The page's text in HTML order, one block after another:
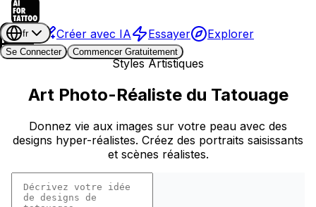
Créer avec IA Essayer Explorer
fr
Se Connecter
Commencer Gratuitement
Styles Artistiques
Art Photo-Réaliste du Tatouage
Donnez vie aux images sur votre peau avec des
designs hyper-réalistes. Créez des portraits saisissants
et scènes réalistes.